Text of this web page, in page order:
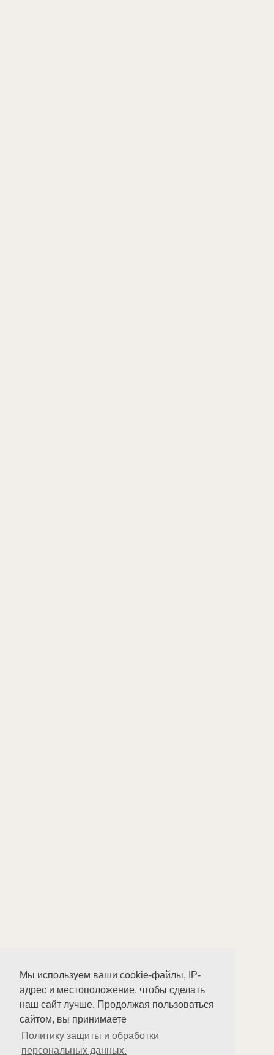
Мы используем ваши cookie-файлы, IP-
адрес и местоположение, чтобы сделать
наш сайт лучше. Продолжая пользоваться
сайтом, вы принимаете
Политику защиты и обработки
персональных данных.